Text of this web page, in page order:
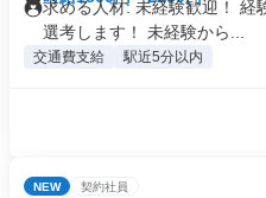
求める人材: 未経験歓迎！ 経
選考します！ 未経験から...
交通費支給 駅近5分以内
NEW 契約社員